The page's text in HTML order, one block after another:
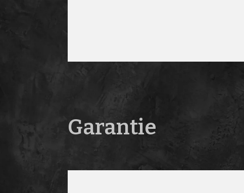
Garantie